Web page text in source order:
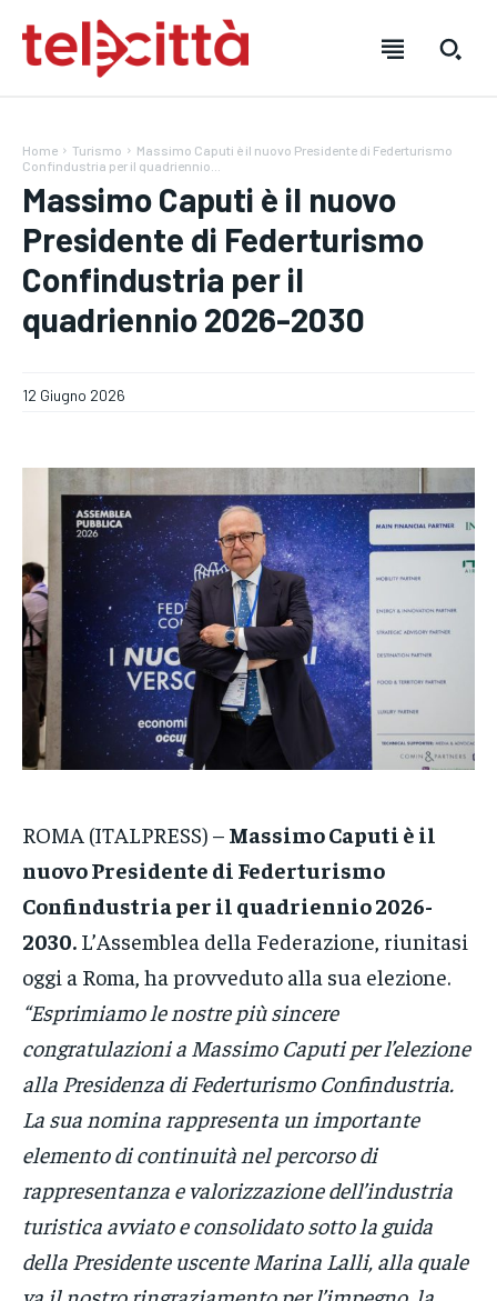
HOME
DIRETTA TELECITTÀ
VENETO
POLITICA
ECONOMIA
SPORT
GRUPPO
CONTATTI
DIRETTA TELECITTÀ
NOTIZIE
VENETO
POLITICA
ECONOMIA
SPORT
GRUPPO
CONTATTI
DIRETTA TELECITTÀ
NOTIZIE
VENETO
POLITICA
ECONOMIA
SPORT
GRUPPO
CONTATTI
Home Turismo
Massimo Caputi è il nuovo Presidente di Federturismo
Confindustria per il quadriennio...
Massimo Caputi è il nuovo
Presidente di Federturismo
Confindustria per il
quadriennio 2026-2030
12 Giugno 2026
ROMA (ITALPRESS) – Massimo Caputi è il
nuovo Presidente di Federturismo
Confindustria per il quadriennio 2026-
2030. L’Assemblea della Federazione, riunitasi
oggi a Roma, ha provveduto alla sua elezione.
“Esprimiamo le nostre più sincere
congratulazioni a Massimo Caputi per l’elezione
alla Presidenza di Federturismo Confindustria.
La sua nomina rappresenta un importante
elemento di continuità nel percorso di
rappresentanza e valorizzazione dell’industria
turistica avviato e consolidato sotto la guida
della Presidente uscente Marina Lalli, alla quale